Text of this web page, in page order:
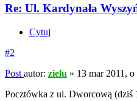
Re: Ul. Kardynała
Cytuj
#2
Post autor: zielu » 13 mar 2011,
Pocztówka z ul. Dworcową